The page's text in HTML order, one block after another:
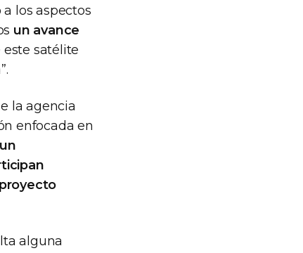
los aspectos
un avance
este satélite
la agencia
enfocada en
alguna